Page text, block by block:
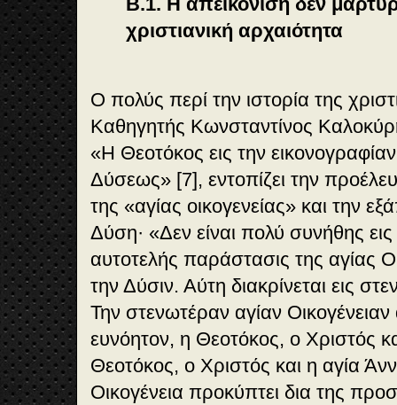
χριστιανική αρχαιότητα
Ο πολύς περί την ιστορία της
Καθηγητής Κωνσταντίνος
«Η Θεοτόκος εις την
Δύσεως» [7], εντοπίζει την
της «αγίας οικογενείας» και την
Δύση· «Δεν είναι πολύ συνήθης
αυτοτελής παράστασις της αγίας
την Δύσιν. Αύτη διακρίνεται εις
Την στενωτέραν αγίαν
ευνόητον, η Θεοτόκος, ο Χριστός
Θεοτόκος, ο Χριστός και η αγία
Οικογένεια προκύπτει δια της